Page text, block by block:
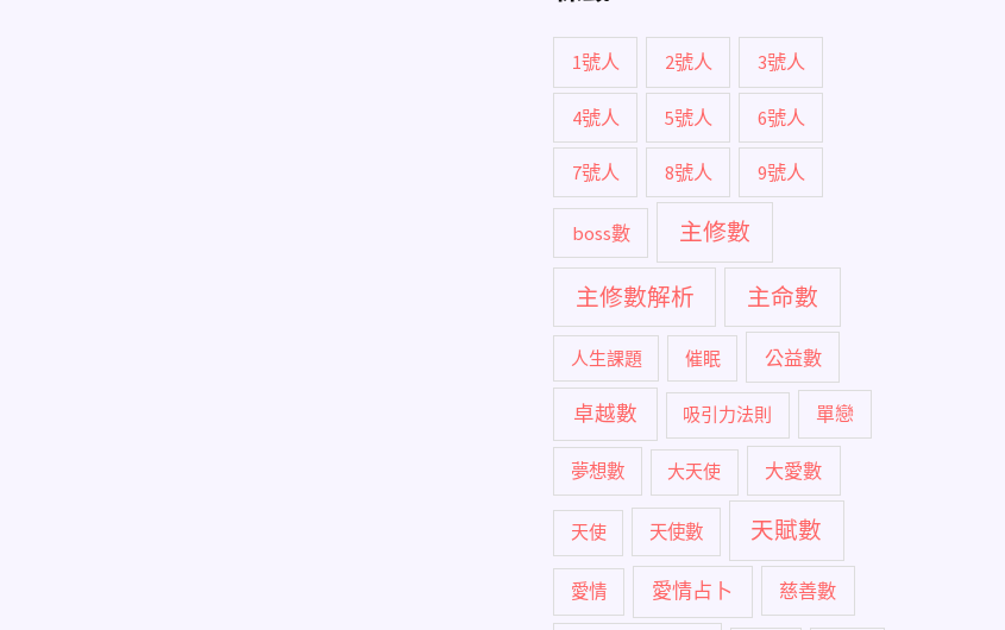
1號人 2號人 3號人
4號人 5號人 6號人
7號人 8號人 9號人
boss數 主修數
主修數解析 主命數
人生課題 催眠 公益數
卓越數 吸引力法則 單戀
夢想數 大天使 大愛數
天使 天使數 天賦數
愛情 愛情占卜 慈善數